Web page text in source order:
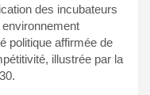
des incubateurs
politique affirmée de
illustrée par la